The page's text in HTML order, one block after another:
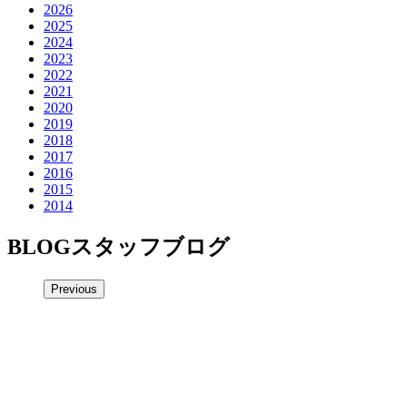
2026
2025
2024
2023
2022
2021
2020
2019
2018
2017
2016
2015
2014
BLOGスタッフブログ
Previous